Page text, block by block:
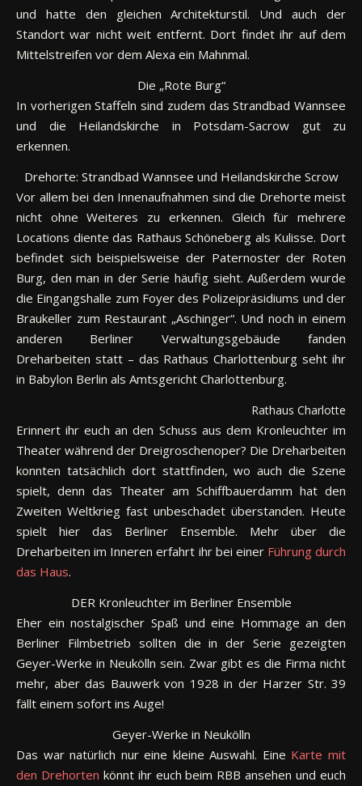
und hatte den gleichen Architekturstil. Und auch der
Standort war nicht weit entfernt. Dort findet ihr auf dem
Mittelstreifen vor dem Alexa ein Mahnmal.
Die „Rote Burg“
In vorherigen Staffeln sind zudem das Strandbad Wannsee
und die Heilandskirche in Potsdam-Sacrow gut zu
erkennen.
Drehorte: Strandbad Wannsee und Heilandskirche Scrow
Vor allem bei den Innenaufnahmen sind die Drehorte meist
nicht ohne Weiteres zu erkennen. Gleich für mehrere
Locations diente das Rathaus Schöneberg als Kulisse. Dort
befindet sich beispielsweise der Paternoster der Roten
Burg, den man in der Serie häufig sieht. Außerdem wurde
die Eingangshalle zum Foyer des Polizeipräsidiums und der
Braukeller zum Restaurant „Aschinger“. Und noch in einem
anderen Berliner Verwaltungsgebäude fanden
Dreharbeiten statt – das Rathaus Charlottenburg seht ihr
in Babylon Berlin als Amtsgericht Charlottenburg.
Rathaus
Erinnert ihr euch an den Schuss aus dem Kronleuchter im
Theater während der Dreigroschenoper? Die Dreharbeiten
konnten tatsächlich dort stattfinden, wo auch die Szene
spielt, denn das Theater am Schiffbauerdamm hat den
Zweiten Weltkrieg fast unbeschadet überstanden. Heute
spielt hier das Berliner Ensemble. Mehr über die
Dreharbeiten im Inneren erfahrt ihr bei einer Führung durch
das Haus.
DER Kronleuchter im Berliner Ensemble
Eher ein nostalgischer Spaß und eine Hommage an den
Berliner Filmbetrieb sollten die in der Serie gezeigten
Geyer-Werke in Neukölln sein. Zwar gibt es die Firma nicht
mehr, aber das Bauwerk von 1928 in der Harzer Str. 39
fällt einem sofort ins Auge!
Geyer-Werke in Neukölln
Das war natürlich nur eine kleine Auswahl. Eine Karte mit
den Drehorten könnt ihr euch beim RBB ansehen und euch